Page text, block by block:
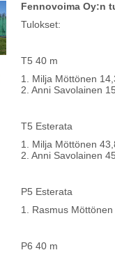
Fennovoima Oy:n
Tulokset:
T5 40 m
1. Milja Möttönen
2. Anni Savolainen
T5 Esterata
1. Milja Möttönen
2. Anni Savolainen
P5 Esterata
1. Rasmus Möttönen
P6 40 m